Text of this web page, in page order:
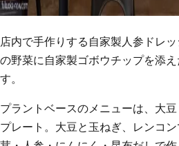
店内で手作りする自家製人参ドレ
の野菜に自家製ゴボウチップを添
す。
プラントベースのメニューは、大
プレート。大豆と玉ねぎ、レンコ